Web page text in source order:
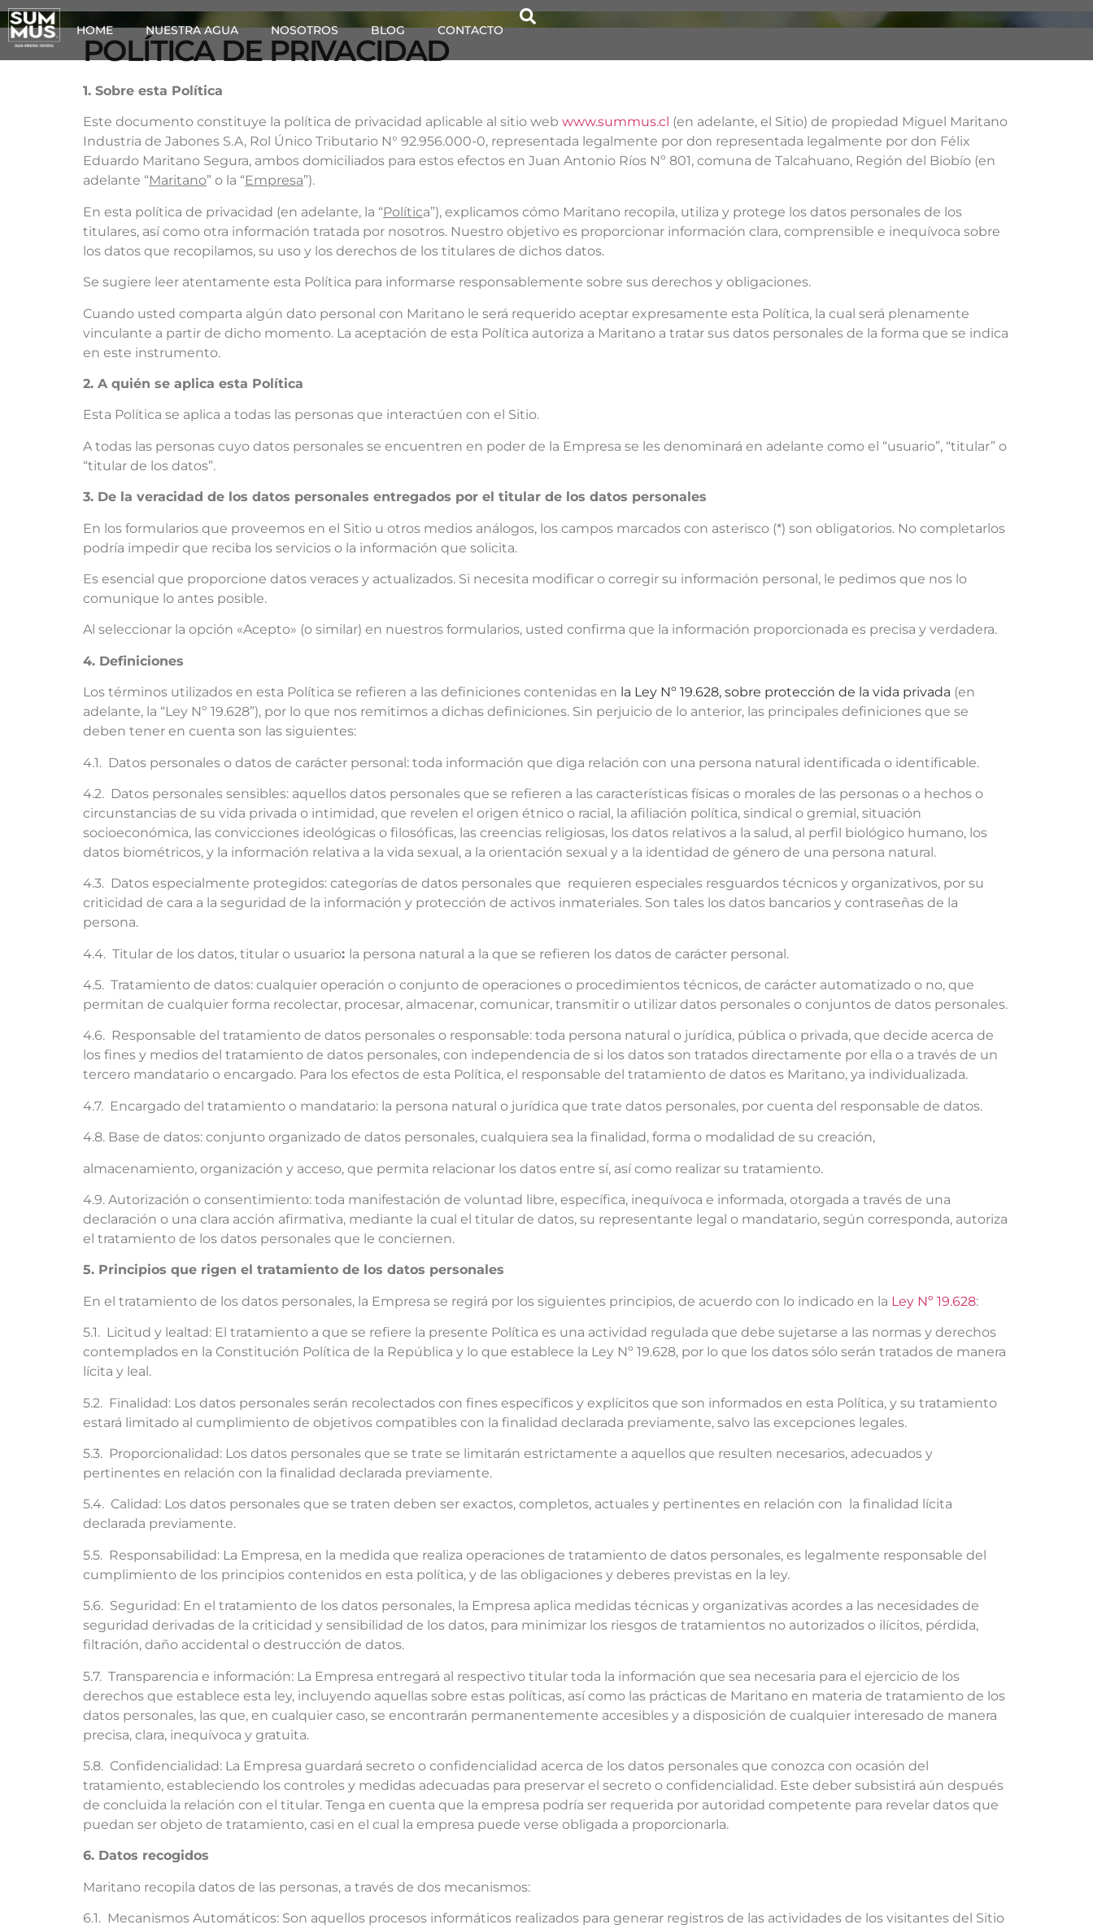
HOME NUESTRA AGUA NOSOTROS BLOG CONTACTO
POLÍTICA DE PRIVACIDAD
1. Sobre esta Política
Este documento constituye la política de privacidad aplicable al sitio web www.summus.cl (en adelante, el Sitio) de propiedad Miguel Maritano
Industria de Jabones S.A, Rol Único Tributario N° 92.956.000-0, representada legalmente por don representada legalmente por don Félix
Eduardo Maritano Segura, ambos domiciliados para estos efectos en Juan Antonio Ríos Nº 801, comuna de Talcahuano, Región del Biobío (en
adelante “Maritano” o la “Empresa”).
En esta política de privacidad (en adelante, la “Política”), explicamos cómo Maritano recopila, utiliza y protege los datos personales de los
titulares, así como otra información tratada por nosotros. Nuestro objetivo es proporcionar información clara, comprensible e inequívoca sobre
los datos que recopilamos, su uso y los derechos de los titulares de dichos datos.
Se sugiere leer atentamente esta Política para informarse responsablemente sobre sus derechos y obligaciones.
Cuando usted comparta algún dato personal con Maritano le será requerido aceptar expresamente esta Política, la cual será plenamente
vinculante a partir de dicho momento. La aceptación de esta Política autoriza a Maritano a tratar sus datos personales de la forma que se indica
en este instrumento.
2. A quién se aplica esta Política
Esta Política se aplica a todas las personas que interactúen con el Sitio.
A todas las personas cuyo datos personales se encuentren en poder de la Empresa se les denominará en adelante como el “usuario”, “titular” o
“titular de los datos”.
3. De la veracidad de los datos personales entregados por el titular de los datos personales
En los formularios que proveemos en el Sitio u otros medios análogos, los campos marcados con asterisco (*) son obligatorios. No completarlos
podría impedir que reciba los servicios o la información que solicita.
Es esencial que proporcione datos veraces y actualizados. Si necesita modificar o corregir su información personal, le pedimos que nos lo
comunique lo antes posible.
Al seleccionar la opción «Acepto» (o similar) en nuestros formularios, usted confirma que la información proporcionada es precisa y verdadera.
4. Definiciones
Los términos utilizados en esta Política se refieren a las definiciones contenidas en la Ley Nº 19.628, sobre protección de la vida privada (en
adelante, la “Ley Nº 19.628”), por lo que nos remitimos a dichas definiciones. Sin perjuicio de lo anterior, las principales definiciones que se
deben tener en cuenta son las siguientes:
4.1. Datos personales o datos de carácter personal: toda información que diga relación con una persona natural identificada o identificable.
4.2. Datos personales sensibles: aquellos datos personales que se refieren a las características físicas o morales de las personas o a hechos o
circunstancias de su vida privada o intimidad, que revelen el origen étnico o racial, la afiliación política, sindical o gremial, situación
socioeconómica, las convicciones ideológicas o filosóficas, las creencias religiosas, los datos relativos a la salud, al perfil biológico humano, los
datos biométricos, y la información relativa a la vida sexual, a la orientación sexual y a la identidad de género de una persona natural.
4.3. Datos especialmente protegidos: categorías de datos personales que requieren especiales resguardos técnicos y organizativos, por su
criticidad de cara a la seguridad de la información y protección de activos inmateriales. Son tales los datos bancarios y contraseñas de la
persona.
4.4. Titular de los datos, titular o usuario: la persona natural a la que se refieren los datos de carácter personal.
4.5. Tratamiento de datos: cualquier operación o conjunto de operaciones o procedimientos técnicos, de carácter automatizado o no, que
permitan de cualquier forma recolectar, procesar, almacenar, comunicar, transmitir o utilizar datos personales o conjuntos de datos personales.
4.6. Responsable del tratamiento de datos personales o responsable: toda persona natural o jurídica, pública o privada, que decide acerca de
los fines y medios del tratamiento de datos personales, con independencia de si los datos son tratados directamente por ella o a través de un
tercero mandatario o encargado. Para los efectos de esta Política, el responsable del tratamiento de datos es Maritano, ya individualizada.
4.7. Encargado del tratamiento o mandatario: la persona natural o jurídica que trate datos personales, por cuenta del responsable de datos.
4.8. Base de datos: conjunto organizado de datos personales, cualquiera sea la finalidad, forma o modalidad de su creación,
almacenamiento, organización y acceso, que permita relacionar los datos entre sí, así como realizar su tratamiento.
4.9. Autorización o consentimiento: toda manifestación de voluntad libre, específica, inequívoca e informada, otorgada a través de una
declaración o una clara acción afirmativa, mediante la cual el titular de datos, su representante legal o mandatario, según corresponda, autoriza
el tratamiento de los datos personales que le conciernen.
5. Principios que rigen el tratamiento de los datos personales
En el tratamiento de los datos personales, la Empresa se regirá por los siguientes principios, de acuerdo con lo indicado en la Ley Nº 19.628:
5.1. Licitud y lealtad: El tratamiento a que se refiere la presente Política es una actividad regulada que debe sujetarse a las normas y derechos
contemplados en la Constitución Política de la República y lo que establece la Ley Nº 19.628, por lo que los datos sólo serán tratados de manera
lícita y leal.
5.2. Finalidad: Los datos personales serán recolectados con fines específicos y explícitos que son informados en esta Política, y su tratamiento
estará limitado al cumplimiento de objetivos compatibles con la finalidad declarada previamente, salvo las excepciones legales.
5.3. Proporcionalidad: Los datos personales que se trate se limitarán estrictamente a aquellos que resulten necesarios, adecuados y
pertinentes en relación con la finalidad declarada previamente.
5.4. Calidad: Los datos personales que se traten deben ser exactos, completos, actuales y pertinentes en relación con la finalidad lícita
declarada previamente.
5.5. Responsabilidad: La Empresa, en la medida que realiza operaciones de tratamiento de datos personales, es legalmente responsable del
cumplimiento de los principios contenidos en esta política, y de las obligaciones y deberes previstas en la ley.
5.6. Seguridad: En el tratamiento de los datos personales, la Empresa aplica medidas técnicas y organizativas acordes a las necesidades de
seguridad derivadas de la criticidad y sensibilidad de los datos, para minimizar los riesgos de tratamientos no autorizados o ilícitos, pérdida,
filtración, daño accidental o destrucción de datos.
5.7. Transparencia e información: La Empresa entregará al respectivo titular toda la información que sea necesaria para el ejercicio de los
derechos que establece esta ley, incluyendo aquellas sobre estas políticas, así como las prácticas de Maritano en materia de tratamiento de los
datos personales, las que, en cualquier caso, se encontrarán permanentemente accesibles y a disposición de cualquier interesado de manera
precisa, clara, inequívoca y gratuita.
5.8. Confidencialidad: La Empresa guardará secreto o confidencialidad acerca de los datos personales que conozca con ocasión del
tratamiento, estableciendo los controles y medidas adecuadas para preservar el secreto o confidencialidad. Este deber subsistirá aún después
de concluida la relación con el titular. Tenga en cuenta que la empresa podría ser requerida por autoridad competente para revelar datos que
puedan ser objeto de tratamiento, casi en el cual la empresa puede verse obligada a proporcionarla.
6. Datos recogidos
Maritano recopila datos de las personas, a través de dos mecanismos:
6.1. Mecanismos Automáticos: Son aquellos procesos informáticos realizados para generar registros de las actividades de los visitantes del Sitio